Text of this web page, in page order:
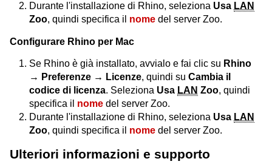
Durante l'installazione di Rhino, seleziona Usa LAN
Zoo, quindi specifica il nome del server Zoo.
Configurare Rhino per Mac
Se Rhino è già installato, avvialo e fai clic su Rhino
→ Preferenze → Licenze, quindi su Cambia il
codice di licenza. Seleziona Usa LAN Zoo, quindi
specifica il nome del server Zoo.
Durante l'installazione di Rhino, seleziona Usa LAN
Zoo, quindi specifica il nome del server Zoo.
Ulteriori informazioni e supporto